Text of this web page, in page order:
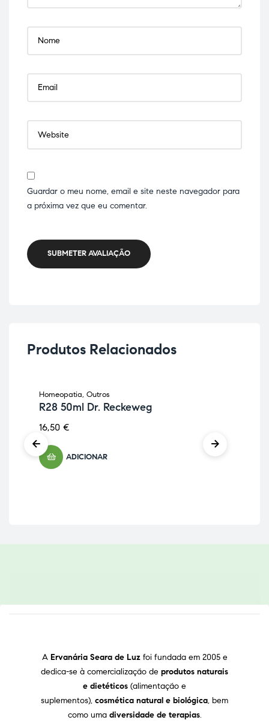
Guardar o meu nome, email e site neste navegador para
a próxima vez que eu comentar.
SUBMETER AVALIAÇÃO
Produtos Relacionados
Homeopatia, Outros
R28 50ml Dr. Reckeweg
16,50 €
ADICIONAR
A Ervanária Seara de Luz foi fundada em 2005 e
dedica-se à comercialização de produtos naturais
e dietéticos (alimentação e
suplementos), cosmética natural e biológica, bem
como uma diversidade de terapias.